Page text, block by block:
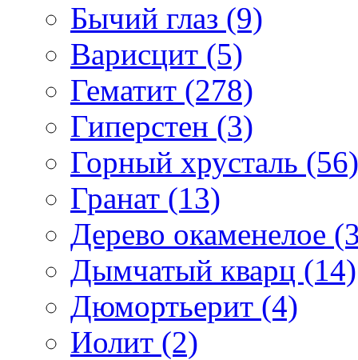
Бычий глаз (9)
Варисцит (5)
Гематит (278)
Гиперстен (3)
Горный хрусталь (56)
Гранат (13)
Дерево окаменелое
Дымчатый кварц (14)
Дюмортьерит (4)
Иолит (2)